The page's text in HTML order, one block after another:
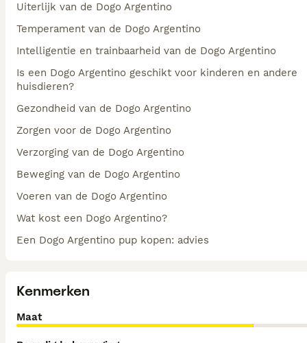
Uiterlijk van de Dogo Argentino
Temperament van de Dogo Argentino
Intelligentie en trainbaarheid van de Dogo Argentino
Is een Dogo Argentino geschikt voor kinderen en andere
huisdieren?
Gezondheid van de Dogo Argentino
Zorgen voor de Dogo Argentino
Verzorging van de Dogo Argentino
Beweging van de Dogo Argentino
Voeren van de Dogo Argentino
Wat kost een Dogo Argentino?
Een Dogo Argentino pup kopen: advies
Kenmerken
Maat